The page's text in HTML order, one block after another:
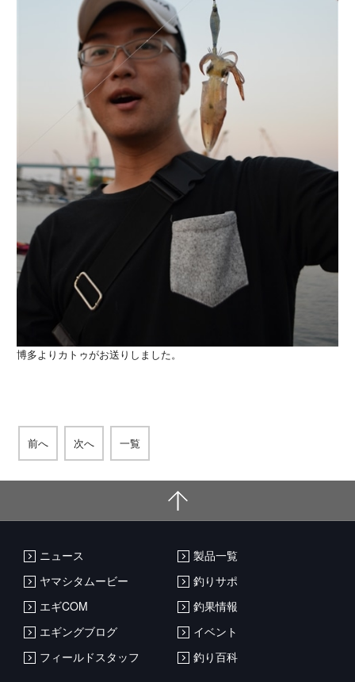
博多よりカトゥがお送りしました。
前へ 次へ 一覧
ニュース
製品一覧
ヤマシタムービー
釣りサポ
エギCOM
釣果情報
エギングブログ
イベント
フィールドスタッフ
釣り百科